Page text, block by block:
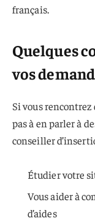
français.
Quelques
vos
Si vous
pas à en parler à
conseiller
Étudier votre
Vous aider à
d’aides